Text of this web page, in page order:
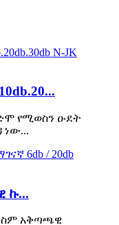
የሚወስን ዑደት
ነው...
ኩ...
ስም አቅጣጫዊ